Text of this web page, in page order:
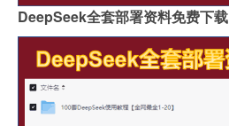
DeepSeek全套部署资料免费下载